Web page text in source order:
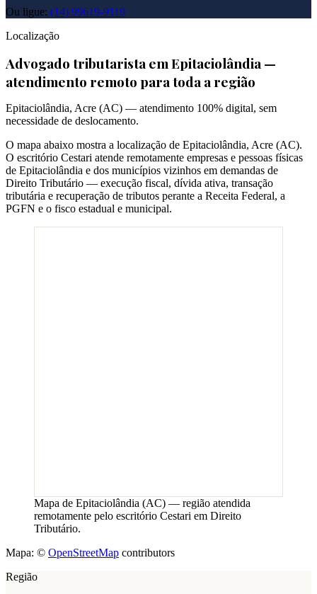
Ou ligue: (14) 99619-9119
Localização
Advogado tributarista emEpitaciolândia —
atendimento remoto para toda a região
Epitaciolândia, Acre (AC) — atendimento 100% digital, sem
necessidade de deslocamento.
O mapa abaixo mostra a localização de Epitaciolândia, Acre (AC).
O escritório Cestari atende remotamente empresas e pessoas físicas
de Epitaciolândia e dos municípios vizinhos em demandas de
Direito Tributário — execução fiscal, dívida ativa, transação
tributária e recuperação de tributos perante a Receita Federal, a
PGFN e o fisco estadual e municipal.
Mapa de Epitaciolândia (AC) — região atendida
remotamente pelo escritório Cestari em Direito
Tributário.
Mapa: © OpenStreetMap contributors
Região